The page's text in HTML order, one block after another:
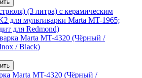
(3 литра) с керамическим
для мультиварки Marta MT-1965;
для Redmond)
Marta MT-4320 (Чёрный /